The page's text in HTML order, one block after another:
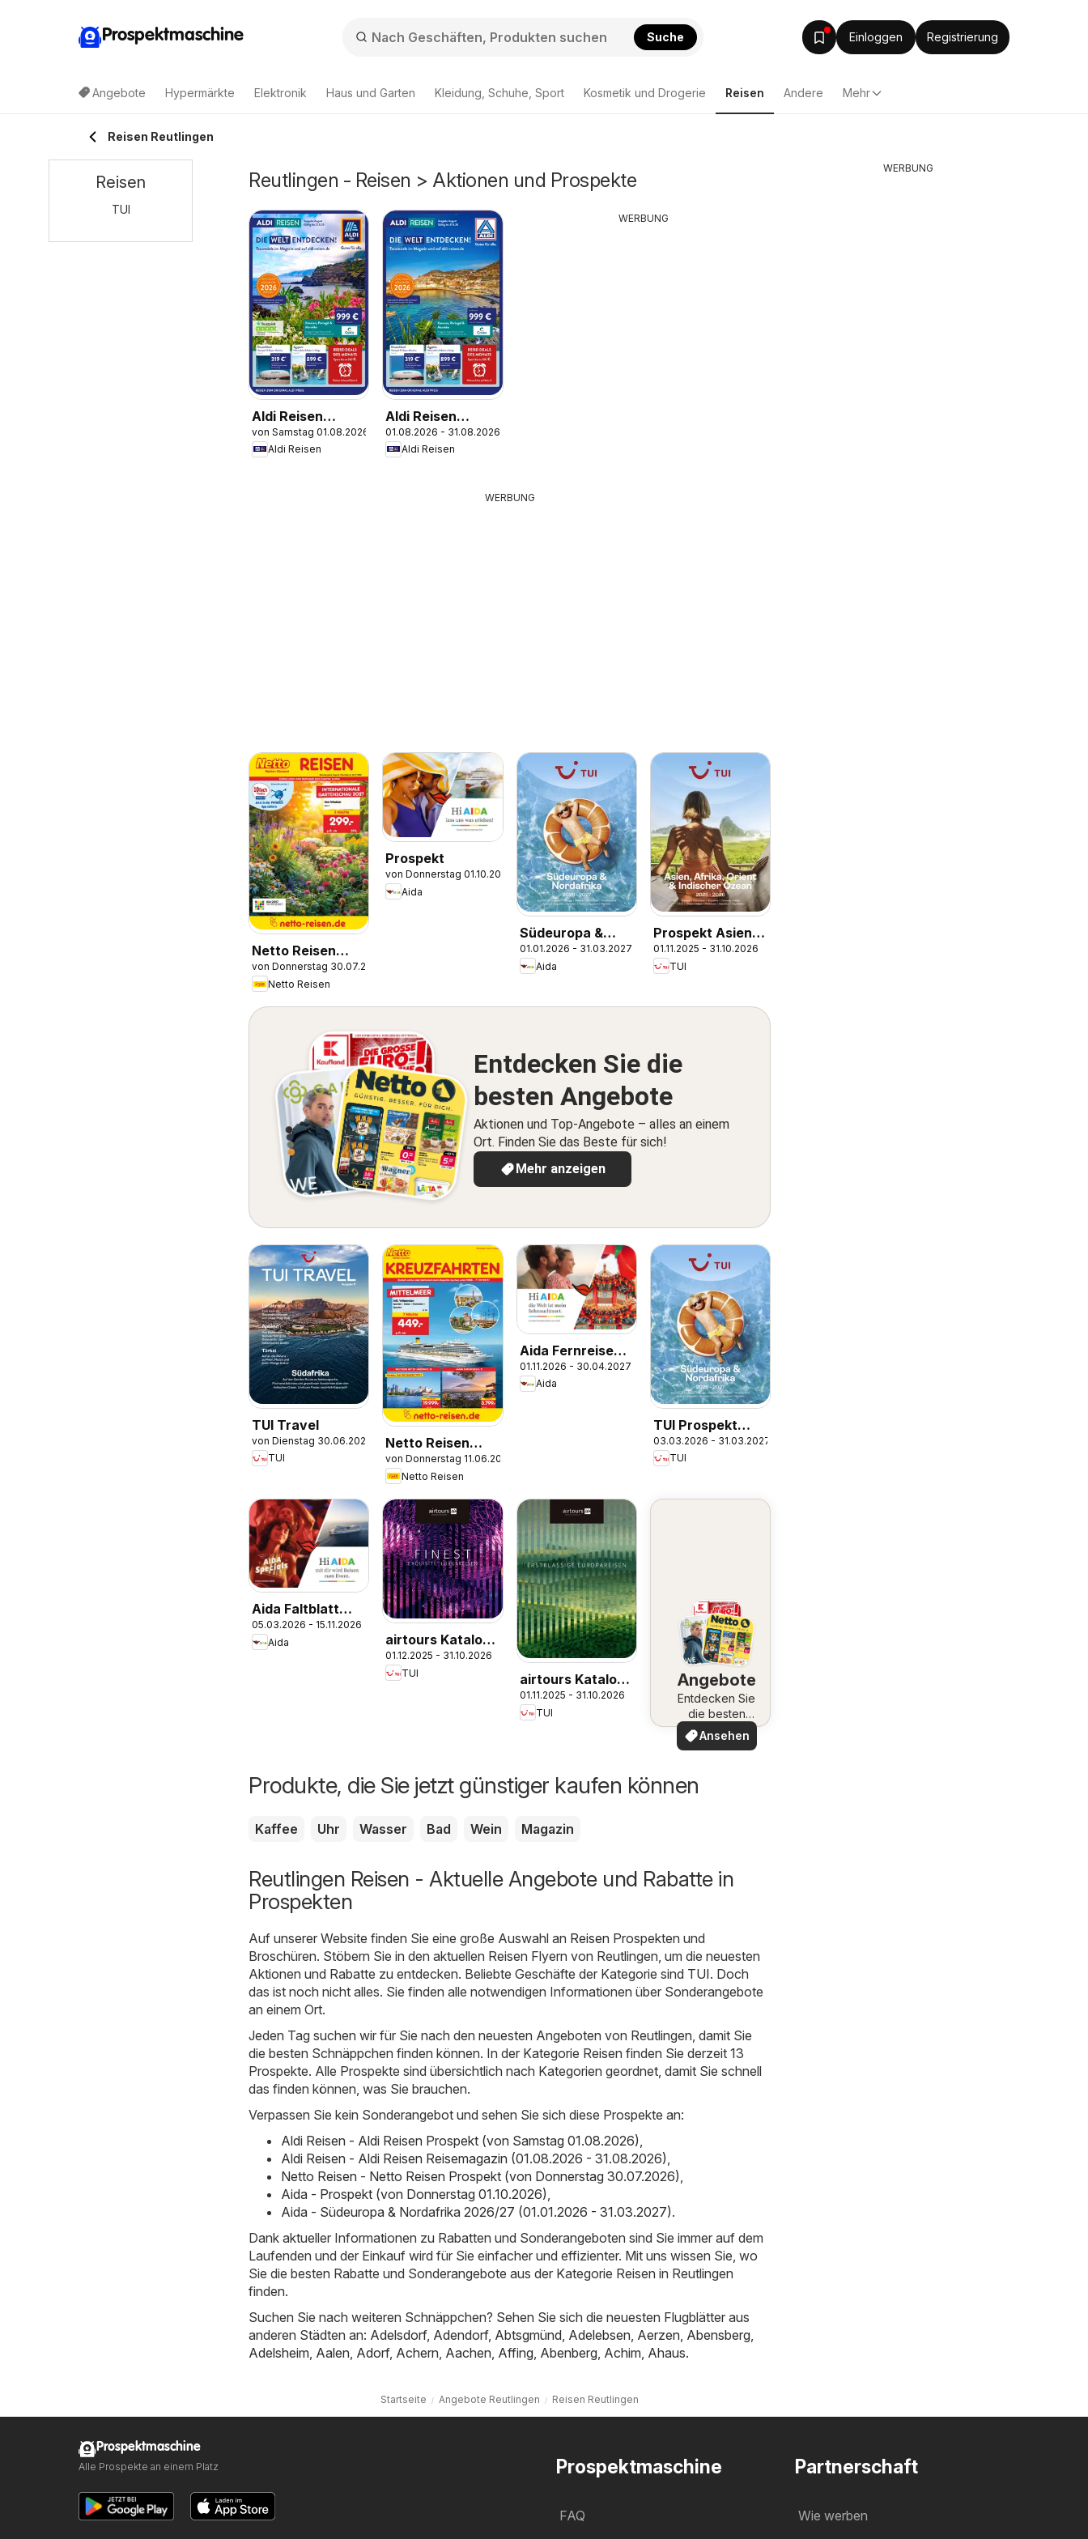
Prospektmaschine Suche Einloggen Registrierung
Angebote Hypermärkte Elektronik Haus und Garten Kleidung, Schuhe, Sport Kosmetik und Drogerie Reisen Andere Mehr
Reisen Reutlingen
Reutlingen - Reisen > Aktionen und Prospekte
Aldi Reisen
Prospekt
von Samstag 01.08.2026
Aldi Reisen
Aldi Reisen
Reisemagazin
01.08.2026 - 31.08.2026
Aldi Reisen
WERBUNG
WERBUNG
Netto Reisen
Prospekt
von Donnerstag 30.07.2026
Netto Reisen
Prospekt
von Donnerstag 01.10.2026
Aida
Südeuropa &
Nordafrika
2026/27
01.01.2026 - 31.03.2027
Aida
Prospekt Asien,
Afrika, Orient &
Indischer Ozean
01.11.2025 - 31.10.2026
TUI
Entdecken Sie die
besten Angebote
Aktionen und Top-Angebote – alles an einem
Ort. Finden Sie das Beste für sich!
Mehr anzeigen
TUI Travel
von Dienstag 30.06.2026
TUI
Netto Reisen
Kreuzfahrten
von Donnerstag 11.06.2026
Netto Reisen
Aida Fernreisen
Winter
2026/2027
01.11.2026 - 30.04.2027
Aida
TUI Prospekt
Südeuropa &
Nordafrika
03.03.2026 - 31.03.2027
TUI
Aida Faltblatt
Specials 2026
05.03.2026 - 15.11.2026
Aida
airtours Katalog
Finest 2025/26
01.12.2025 - 31.10.2026
TUI
airtours Katalog
Europareisen
2025/26
01.11.2025 - 31.10.2026
TUI
Angebote
Entdecken Sie
die besten
Angebote
Ansehen
Produkte, die Sie jetzt günstiger kaufen können
Kaffee Uhr Wasser Bad Wein Magazin
Reutlingen Reisen - Aktuelle Angebote und Rabatte in
Prospekten
Auf unserer Website finden Sie eine große Auswahl an Reisen Prospekten und
Broschüren. Stöbern Sie in den aktuellen Reisen Flyern von Reutlingen, um die neuesten
Aktionen und Rabatte zu entdecken. Beliebte Geschäfte der Kategorie sind TUI. Doch
das ist noch nicht alles. Sie finden alle notwendigen Informationen über Sonderangebote
an einem Ort.
Jeden Tag suchen wir für Sie nach den neuesten Angeboten von Reutlingen, damit Sie
die besten Schnäppchen finden können. In der Kategorie Reisen finden Sie derzeit 13
Prospekte. Alle Prospekte sind übersichtlich nach Kategorien geordnet, damit Sie schnell
das finden können, was Sie brauchen.
Verpassen Sie kein Sonderangebot und sehen Sie sich diese Prospekte an:
Aldi Reisen - Aldi Reisen Prospekt (von Samstag 01.08.2026),
Aldi Reisen - Aldi Reisen Reisemagazin (01.08.2026 - 31.08.2026),
Netto Reisen - Netto Reisen Prospekt (von Donnerstag 30.07.2026),
Aida - Prospekt (von Donnerstag 01.10.2026),
Aida - Südeuropa & Nordafrika 2026/27 (01.01.2026 - 31.03.2027).
Dank aktueller Informationen zu Rabatten und Sonderangeboten sind Sie immer auf dem
Laufenden und der Einkauf wird für Sie einfacher und effizienter. Mit uns wissen Sie, wo
Sie die besten Rabatte und Sonderangebote aus der Kategorie Reisen in Reutlingen
finden.
Suchen Sie nach weiteren Schnäppchen? Sehen Sie sich die neuesten Flugblätter aus
anderen Städten an: Adelsdorf, Adendorf, Abtsgmünd, Adelebsen, Aerzen, Abensberg,
Adelsheim, Aalen, Adorf, Achern, Aachen, Affing, Abenberg, Achim, Ahaus.
Startseite Angebote Reutlingen Reisen Reutlingen
Reisen
TUI
WERBUNG
Prospektmaschine
FAQ
Partnerschaft
Wie werben
Prospektmaschine
Alle Prospekte an einem Platz